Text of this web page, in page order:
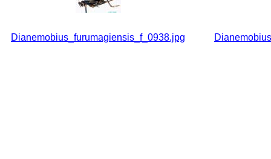
Dianemobius_furumagiensis_f_0938.jpg